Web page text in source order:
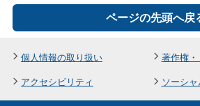
ページの先頭へ戻
個人情報の取り扱い
著作権
アクセシビリティ
ソーシ